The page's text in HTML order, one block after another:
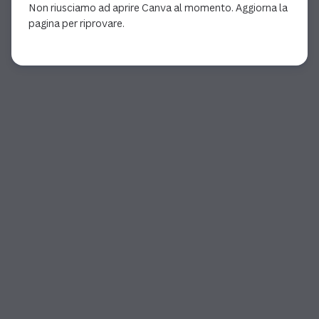
Non riusciamo ad aprire Canva al momento. Aggiorna la
pagina per riprovare.